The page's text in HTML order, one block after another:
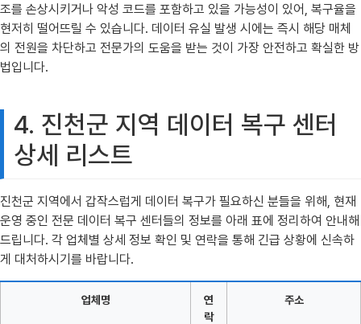
조를 손상시키거나 악성 코드를 포함하고 있을 가능성이 있어, 복구율을
현저히 떨어뜨릴 수 있습니다. 데이터 유실 발생 시에는 즉시 해당 매체
의 전원을 차단하고 전문가의 도움을 받는 것이 가장 안전하고 확실한 방
법입니다.
4. 진천군 지역 데이터 복구 센터
상세 리스트
진천군 지역에서 갑작스럽게 데이터 복구가 필요하신 분들을 위해, 현재
운영 중인 전문 데이터 복구 센터들의 정보를 아래 표에 정리하여 안내해
드립니다. 각 업체별 상세 정보 확인 및 연락을 통해 긴급 상황에 신속하
게 대처하시기를 바랍니다.
업체명
연
락
주소